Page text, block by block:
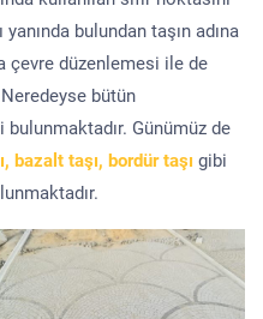
bulundan taşın adına
çevre düzenlemesi ile de
bütün
Günümüz de
bazalt taşı, bordür taşı gibi